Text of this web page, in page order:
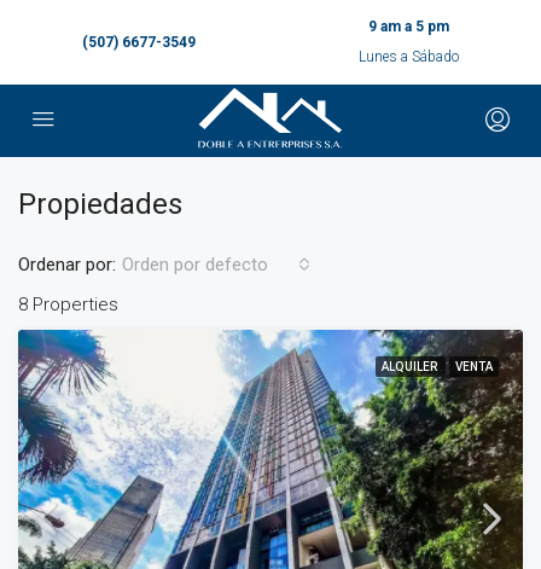
(507) 6677-3549
9 am a 5 pm
Lunes a Sábado
Propiedades
8 Properties
Ordenar por: Orden por defecto
ALQUILER VENTA